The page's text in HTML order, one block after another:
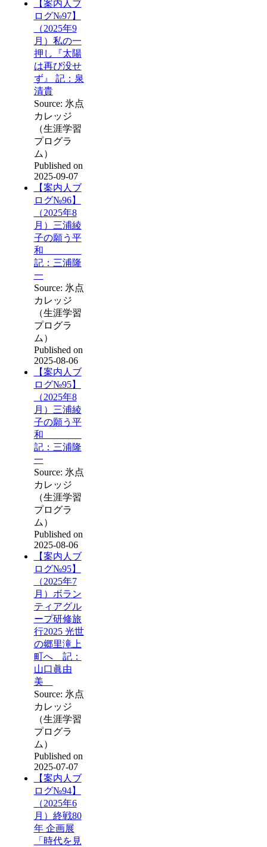
【案内人ブ
ログ№97】
（2025年9
月）私の一
押し『太陽
は再び没せ
ず』 記：泉
清貴
Source: 氷点
カレッジ
（生涯学習
プログラ
ム）
Published on
2025-09-07
【案内人ブ
ログ№96】
（2025年8
月）三浦綾
子の願う平
和
記：三浦隆
一
Source: 氷点
カレッジ
（生涯学習
プログラ
ム）
Published on
2025-08-06
【案内人ブ
ログ№95】
（2025年8
月）三浦綾
子の願う平
和
記：三浦隆
一
Source: 氷点
カレッジ
（生涯学習
プログラ
ム）
Published on
2025-08-06
【案内人ブ
ログ№95】
（2025年7
月）ボラン
ティアグル
ープ研修旅
行2025 光世
の郷里滝上
町へ 記：
山口眞由
美
Source: 氷点
カレッジ
（生涯学習
プログラ
ム）
Published on
2025-07-07
【案内人ブ
ログ№94】
（2025年6
月）終戦80
年 企画展
「時代を見